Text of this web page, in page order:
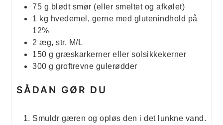
75 g blødt smør (eller smeltet og afkølet)
1 kg hvedemel, gerne med glutenindhold på
12%
2 æg, str. M/L
150 g græskarkerner eller solsikkekerner
300 g groftrevne gulerødder
SÅDAN GØR DU
Smuldr gæren og opløs den i det lunkne vand.